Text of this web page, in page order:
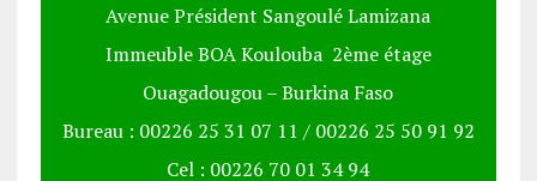
Avenue Président Sangoulé Lamizana
Immeuble BOA Koulouba 2ème étage
Ouagadougou – Burkina Faso
Bureau : 00226 25 31 07 11 / 00226 25 50 91 92
Cel : 00226 70 01 34 94